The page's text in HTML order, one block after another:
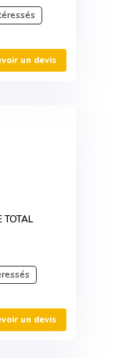
un devis
TOTAL
un devis